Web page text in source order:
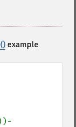
example